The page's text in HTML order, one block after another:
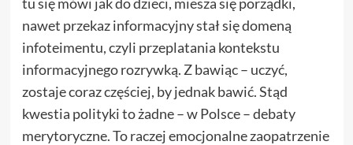
nawet przekaz informacyjny stał się domeną
infoteimentu, czyli przeplatania kontekstu
informacyjnego rozrywką. Z bawiąc – uczyć,
zostaje coraz częściej, by jednak bawić. Stąd
kwestia polityki to żadne – w Polsce – debaty
merytoryczne. To raczej emocjonalne zaopatrzenie